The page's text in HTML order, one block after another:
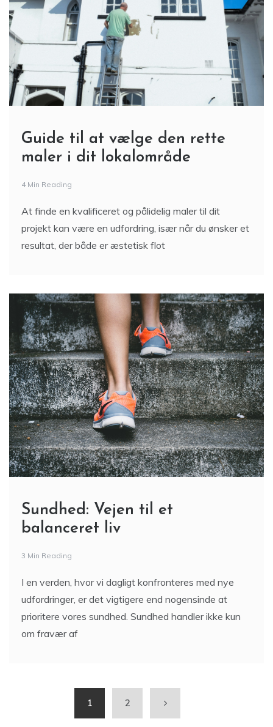
Guide til at vælge den rette
maler i dit lokalområde
4 Min Reading
At finde en kvalificeret og pålidelig maler til dit
projekt kan være en udfordring, især når du ønsker et
resultat, der både er æstetisk flot
Sundhed: Vejen til et
balanceret liv
3 Min Reading
I en verden, hvor vi dagligt konfronteres med nye
udfordringer, er det vigtigere end nogensinde at
prioritere vores sundhed. Sundhed handler ikke kun
om fravær af
1 2